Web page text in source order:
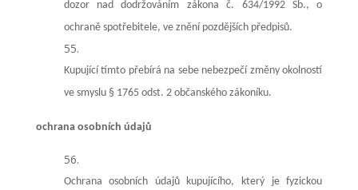
dozor nad dodržováním zákona č. 634/1992 Sb., o
ochraně spotřebitele, ve znění pozdějších předpisů.
Kupující tímto přebírá na sebe nebezpečí změny okolností
ve smyslu § 1765 odst. 2 občanského zákoníku.
ochrana osobních údajů
Ochrana osobních údajů kupujícího, který je fyzickou